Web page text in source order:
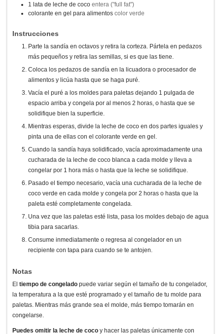
1 lata de leche de coco entera ("full fat")
colorante en gel para alimentos color verde
Instrucciones
Parte la sandía en octavos y retira la corteza. Pártela en pedazos
más pequeños y retira las semillas, si es que las tiene.
Coloca los pedazos de sandía en la licuadora o procesador de
alimentos y licúa hasta que se haga puré.
Vacía el puré a los moldes para paletas dejando 1 pulgada de
espacio arriba y congela por al menos 2 horas, o hasta que se
solidifique bien la superficie.
Mientras esperas, divide la leche de coco en dos partes iguales y
pinta una de ellas con el colorante verde en gel.
Cuando la sandía haya solidificado, vacía aproximadamente una
cucharada de la leche de coco blanca a cada molde y lleva a
congelar por 1 hora más o hasta que la leche se solidifique.
Pasado el tiempo necesario, vacía una cucharada de la leche de
coco verde en cada molde y congela por 2 horas o hasta que la
paleta esté completamente congelada.
Una vez que las paletas esté lista, pasa los moldes debajo de agua
tibia para sacarlas.
Consume inmediatamente o regresa al congelador en un
recipiente con tapa para cuando se te antojen.
Notas
El tiempo de congelado puede variar según el tamaño de tu congelador,
la temperatura a la que esté programado y el tamaño de tu molde para
paletas. Mientras más grande sea el molde, más tiempo tomarán en
congelarse.
Puedes omitir la leche de coco y hacer las paletas únicamente con